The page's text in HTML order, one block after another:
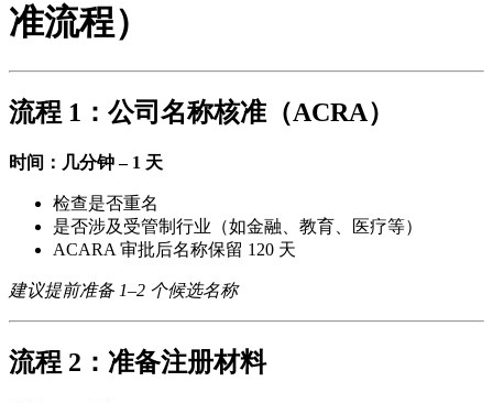
准流程）
流程 1：公司名称核准（ACRA）
时间：几分钟 – 1 天
检查是否重名
是否涉及受管制行业（如金融、教育、医疗等）
ACARA 审批后名称保留 120 天
建议提前准备 1–2 个候选名称
流程 2：准备注册材料